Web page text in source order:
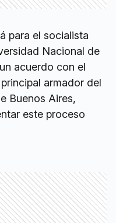
para el socialista
Nacional de
acuerdo con el
armador del
Buenos Aires,
este proceso